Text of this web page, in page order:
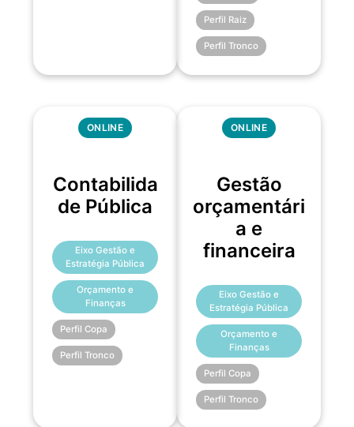
Perfil Raiz
Perfil Tronco
ONLINE
Contabilida
de Pública
Eixo Gestão e
Estratégia Pública
Orçamento e
Finanças
Perfil Copa
Perfil Tronco
ONLINE
Gestão
orçamentári
a e
financeira
Eixo Gestão e
Estratégia Pública
Orçamento e
Finanças
Perfil Copa
Perfil Tronco